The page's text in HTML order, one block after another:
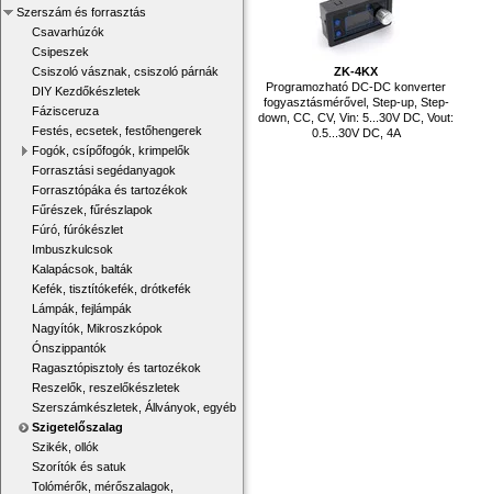
Szerszám és forrasztás
Csavarhúzók
Csipeszek
Csiszoló vásznak, csiszoló párnák
DIY Kezdőkészletek
Fázisceruza
Festés, ecsetek, festőhengerek
Fogók, csípőfogók, krimpelők
Forrasztási segédanyagok
Forrasztópáka és tartozékok
Fűrészek, fűrészlapok
Fúró, fúrókészlet
Imbuszkulcsok
Kalapácsok, balták
Kefék, tisztítókefék, drótkefék
Lámpák, fejlámpák
Nagyítók, Mikroszkópok
Ónszippantók
Ragasztópisztoly és tartozékok
Reszelők, reszelőkészletek
Szerszámkészletek, Állványok, egyéb
Szigetelőszalag
Szikék, ollók
Szorítók és satuk
Tolómérők, mérőszalagok,
ZK-4KX
Programozható DC-DC konverter
fogyasztásmérővel, Step-up, Step-
down, CC, CV, Vin: 5...30V DC, Vout:
0.5...30V DC, 4A